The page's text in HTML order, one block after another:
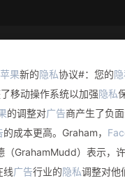
苹果新的隐私协议#：您的
移动操作系统以加强隐私
的调整对广告商产生了负
的成本更高。Graham，
（GrahamMudd）表示，
线广告行业的隐私调整对他